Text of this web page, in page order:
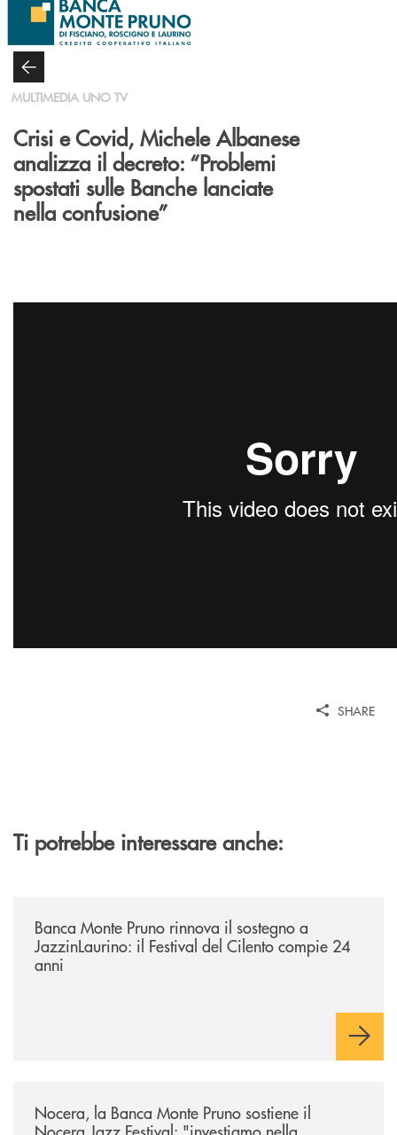
Salta al contenuto principale
MULTIMEDIA UNO TV
Crisi e Covid, Michele Albanese
analizza il decreto: “Problemi
spostati sulle Banche lanciate
nella confusione”
SHARE
Ti potrebbe interessare anche:
Banca Monte Pruno rinnova il sostegno a
JazzinLaurino: il Festival del Cilento compie 24
anni
Nocera, la Banca Monte Pruno sostiene il